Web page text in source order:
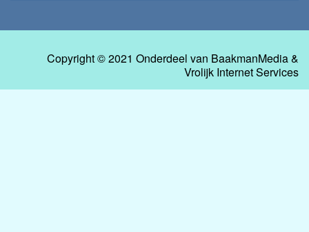
Copyright © 2021 Onderdeel van BaakmanMedia&
Vrolijk Internet Services